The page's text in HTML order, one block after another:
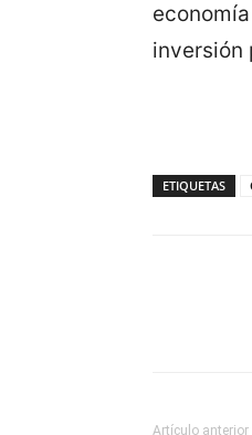
inversión
ETIQUETAS
Artículo anterior